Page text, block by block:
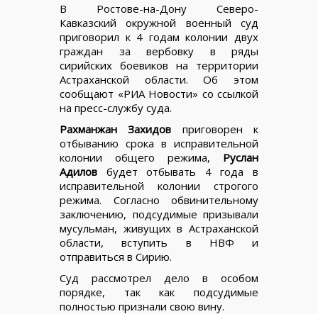
В Ростове-на-Дону Северо-
Кавказский окружной военный суд
приговорил к 4 годам колонии двух
граждан за вербовку в ряды
сирийских боевиков на территории
Астраханской области. Об этом
сообщают «РИА Новости» со ссылкой
на пресс-службу суда.
Рахманжан Захидов приговорен к
отбыванию срока в исправительной
колонии общего режима, Руслан
Адилов будет отбывать 4 года в
исправительной колонии строгого
режима. Согласно обвинительному
заключению, подсудимые призывали
мусульман, живущих в Астраханской
области, вступить в НВФ и
отправиться в Сирию.
Суд рассмотрел дело в особом
порядке, так как подсудимые
полностью признали свою вину.